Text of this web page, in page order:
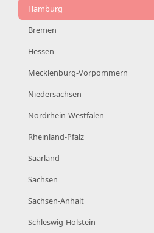
Hamburg
Bremen
Hessen
Mecklenburg-Vorpommern
Niedersachsen
Nordrhein-Westfalen
Rheinland-Pfalz
Saarland
Sachsen
Sachsen-Anhalt
Schleswig-Holstein